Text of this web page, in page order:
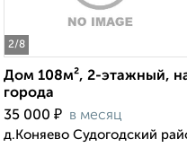
2/8
Дом 108м², 2-этажный,
города
35 000 ₽ в месяц
д.Коняево Судогодский